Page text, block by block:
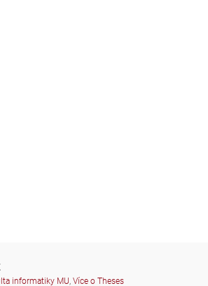
informatiky MU, Více o Theses